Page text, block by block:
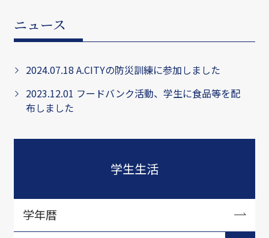
ニュース
2024.07.18 A.CITYの防災訓練に参加しました
2023.12.01 フードバンク活動、学生に食品等を配
布しました
学生生活
学年暦